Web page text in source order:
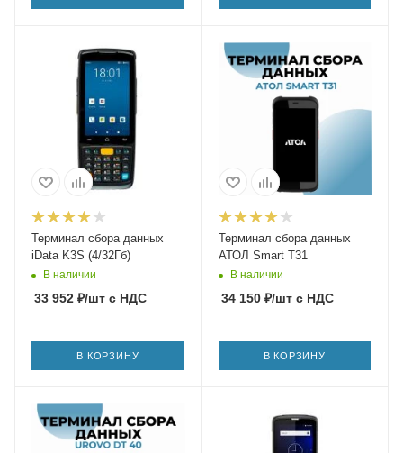
Терминал сбора данных
iData K3S (4/32Гб)
В наличии
33 952 ₽/шт с НДС
В КОРЗИНУ
Терминал сбора данных
АТОЛ Smart T31
В наличии
34 150₽/штс НДС
В КОРЗИНУ